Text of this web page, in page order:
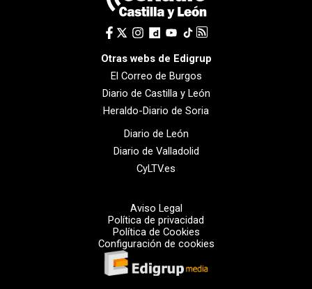
Otras webs de Edigrup
El Correo de Burgos
Diario de Castilla y León
Heraldo-Diario de Soria
Diario de León
Diario de Valladolid
CyLTV.es
Aviso Legal
Política de privacidad
Política de Cookies
Configuración de cookies